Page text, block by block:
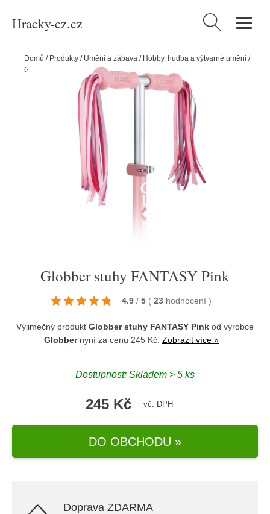
Hracky-cz.cz Vyhledávání
Domů / Produkty / Umění a zábava / Hobby, hudba a výtvarné umění /
Globber stuhy FANTASY Pink
Globber stuhy FANTASY Pink
4.9 / 5 ( 23 hodnocení )
Výjimečný produkt Globber stuhy FANTASY Pink od výrobce
Globbernyní za cenu 245 Kč. Zobrazit více »
Dostupnost: Skladem > 5 ks
245 Kč vč. DPH
DO OBCHODU »
Doprava ZDARMA